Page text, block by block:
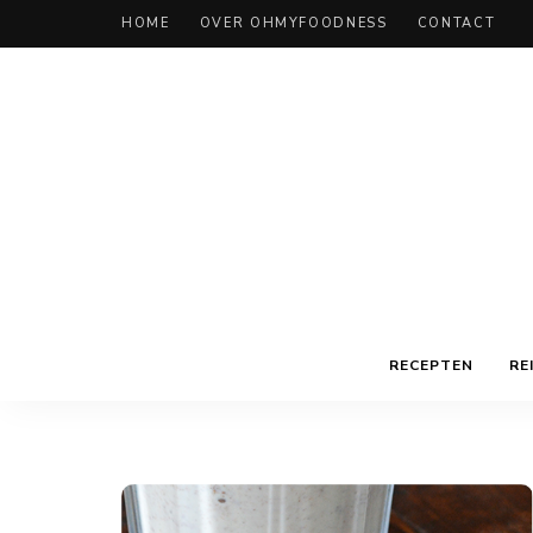
HOME OVER OHMYFOODNESS CONTACT
RECEPTEN